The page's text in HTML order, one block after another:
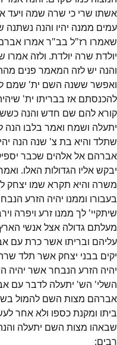
אשתו שרי כי שרה שמה ויעד
עמים ממנה יהיו והנה
שאמרו רז"ל בב"ר אמרו אברם
יולדת שרה יולדת. ולזה
והנה יש לזה המאמר פנים
ואפשר ששנה השם ית' שמם
להכנסתם אז בבריתו ית'
קורא להם שם חדש והנה
יתעלה ושמח ואמר בלבו הנה
שתלד והיא בת צ' שנה הנה
אברהם אל אלהים שכבר
יבקש אליו הגדולות האלו.
משרה והיא תקרא שמו יצחק
בעבורו וממנו יהיה הזרע
שיתקיי' לך ממנו זרע ויפרה
מעלתם גדולה אצל אנשי
עליהם ובריתו אשר כרת עם
יקים בבני יצחק אשר תלד
יהיה הזרע הנבחר אשר יהיה
השלי' הש' יתעלה לדבר עם
אברהם מצות השם להמול בשר
ביתו ומקנת כספו ולא אחר
שבאהו מצות השם יתעלה
רבים: